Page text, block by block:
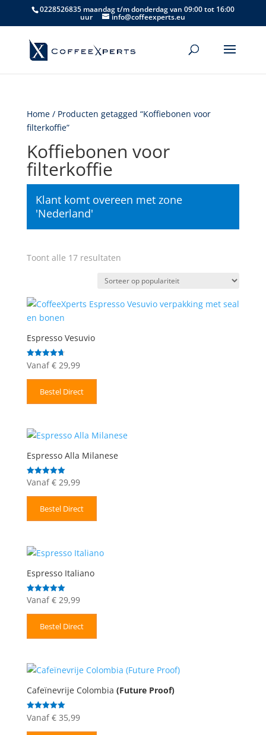
0228526835 maandag t/m donderdag van 09:00 tot 16:00
uur info@coffeexperts.eu
Home/ Producten getagged “Koffiebonen voor
filterkoffie”
Koffiebonen voor
filterkoffie
Klant komt overeen met zone
'Nederland'
Toont alle 17 resultatenGesorteerd
populariteit
Espresso Vesuvio
Gewaardeerd
4.71
Vanaf €29,99
Bestel Direct
Espresso Alla Milanese
Gewaardeerd
5.00
uit 5
Vanaf €29,99
Bestel Direct
Espresso Italiano
Gewaardeerd
5.00
uit 5
Vanaf €29,99
Bestel Direct
Cafeïnevrije Colombia (Future Proof)
Gewaardeerd
5.00
Vanaf €35,99